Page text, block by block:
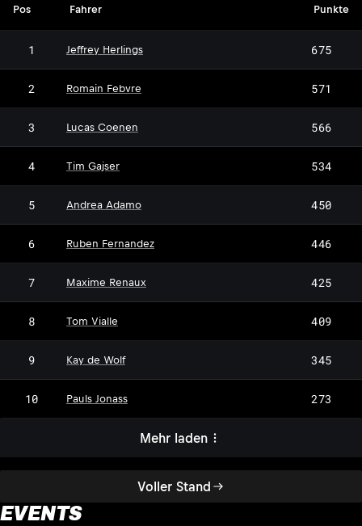
Voller Stand
Pos Fahrer Punkte
1 Jeffrey Herlings 675
2 Romain Febvre 571
3 Lucas Coenen 566
4 Tim Gajser 534
5 Andrea Adamo 450
6 Ruben Fernandez 446
7 Maxime Renaux 425
8 Tom Vialle 409
9 Kay de Wolf 345
10 Pauls Jonass 273
Mehr laden
EVENTS